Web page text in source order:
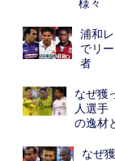
様々
浦和
でリ
者
なぜ獲
人選手
の逸材
なぜ